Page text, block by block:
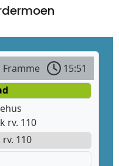
Framme
15:51
rv. 110
rv. 110